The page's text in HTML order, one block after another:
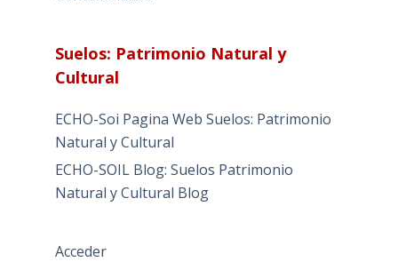
Suelos: Patrimonio Natural y
Cultural
ECHO-Soi Pagina Web Suelos: Patrimonio
Natural y Cultural
ECHO-SOIL Blog: Suelos Patrimonio
Natural y Cultural Blog
Acceder